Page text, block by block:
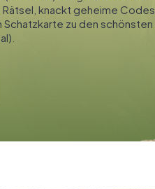
knackt geheime Codes
zu den schönsten